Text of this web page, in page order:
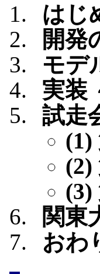
はじ
開発
モデ
実装
試走
関東
おわ